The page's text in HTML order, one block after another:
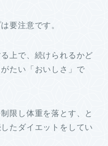
要注意です。
上で、続けられるかど
たい「おいしさ」で
限し体重を落とす、と
たダイエットをしてい